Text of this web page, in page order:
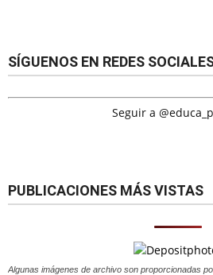
SÍGUENOS EN REDES
Seguir a
PUBLICACIONES MÁS VISTAS
Algunas imágenes de archivo son proporcionadas